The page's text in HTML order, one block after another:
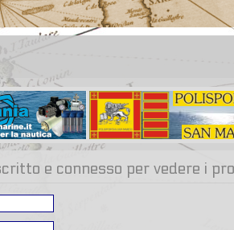
e connesso per vedere i